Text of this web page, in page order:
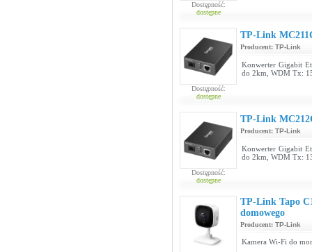
Dostępność:
dostępne
Dostępność:
dostępne
TP-Link
Producent: TP-Link
Konwerter Gigabit
do 2km, WDM Tx:
Dostępność:
dostępne
TP-Link
Producent: TP-Link
Konwerter Gigabit
do 2km, WDM Tx:
TP-Link Tapo
domowego
Producent: TP-Link
Kamera Wi-Fi do